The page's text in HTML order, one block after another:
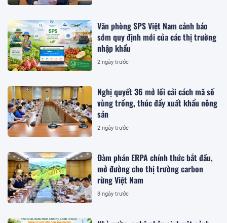
Văn phòng SPS Việt Nam cảnh báo
sớm quy định mới của các thị trường
nhập khẩu
2 ngày trước
Nghị quyết 36 mở lối cải cách mã số
vùng trồng, thúc đẩy xuất khẩu nông
sản
2 ngày trước
Đàm phán ERPA chính thức bắt đầu,
mở đường cho thị trường carbon
rừng Việt Nam
3 ngày trước